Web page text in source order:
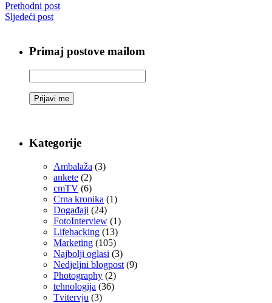
Prethodni post
Sljedeći post
Primaj postove mailom
Kategorije
Ambalaža (3)
ankete (2)
cmTV (6)
Crna kronika (1)
Događaji (24)
FotoInterview (1)
Lifehacking (13)
Marketing (105)
Najbolji oglasi (3)
Nedjeljni blogpost (9)
Photography (2)
tehnologija (36)
Tvitervju (3)